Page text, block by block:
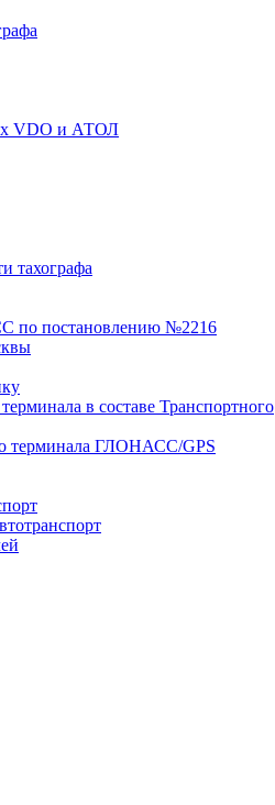
VDO и АТОЛ
тахографа
по постановлению №2216
в составе Транспортного
терминала ГЛОНАСС/GPS